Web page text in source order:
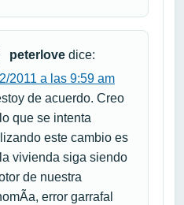
peterlove dice:
2011 a las 9:59 am
de acuerdo. Creo
que se intenta
este cambio es
vivienda siga siendo
de nuestra
error garrafal